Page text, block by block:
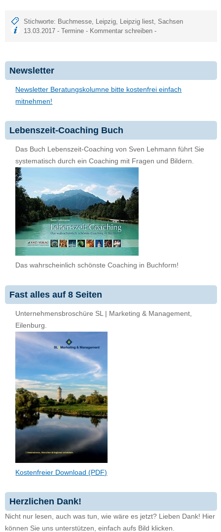
Stichworte: Buchmesse Leipzig Leipzig liest ,Sachsen
13.03.2017 -Termine - Kommentar schreiben -
Newsletter
Newsletter Beratungskolumne bitte kostenfrei einfach
mitnehmen!
Lebenszeit-Coaching Buch
Das Buch Lebenszeit-Coaching von Sven Lehmann führt Sie
systematisch durch ein Coaching mit Fragen und Bildern.
Das wahrscheinlich schönste Coaching in Buchform!
Fast alles auf 8 Seiten
Unternehmensbroschüre SL | Marketing & Management,
Eilenburg.
Kostenfreier Download (PDF)
Herzlichen Dank!
Nicht nur lesen, auch was tun, wie wäre es jetzt? Lieben Dank! Hier
können Sie uns unterstützen, einfach aufs Bild klicken.